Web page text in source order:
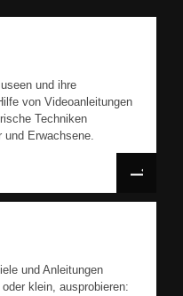
und ihre
von Videoanleitungen
Techniken
und Erwachsene.
und Anleitungen
klein, ausprobieren: